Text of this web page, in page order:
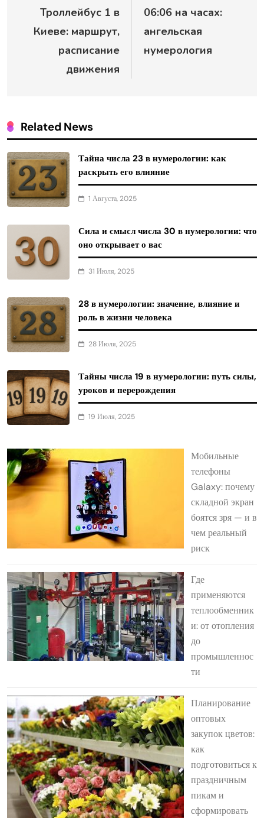
записям
Троллейбус 1 в
Киеве: маршрут,
расписание
движения
06:06 на часах:
ангельская
нумерология
Related News
Тайна числа 23 в нумерологии: как
раскрыть его влияние
1 Августа, 2025
Сила и смысл числа 30 в нумерологии: что
оно открывает о вас
31 Июля, 2025
28 в нумерологии: значение, влияние и
роль в жизни человека
28 Июля, 2025
Тайны числа 19 в нумерологии: путь силы,
уроков и перерождения
19 Июля, 2025
Мобильные
телефоны
Galaxy: почему
складной экран
боятся зря — и в
чем реальный
риск
Где
применяются
теплообменник
и: от отопления
до
промышленнос
ти
Планирование
оптовых
закупок цветов:
как
подготовиться к
праздничным
пикам и
сформировать